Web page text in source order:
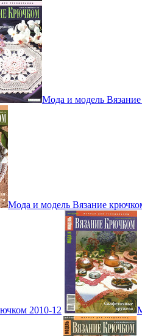
Мода и модель
Мода и модель Вязание
2010-12